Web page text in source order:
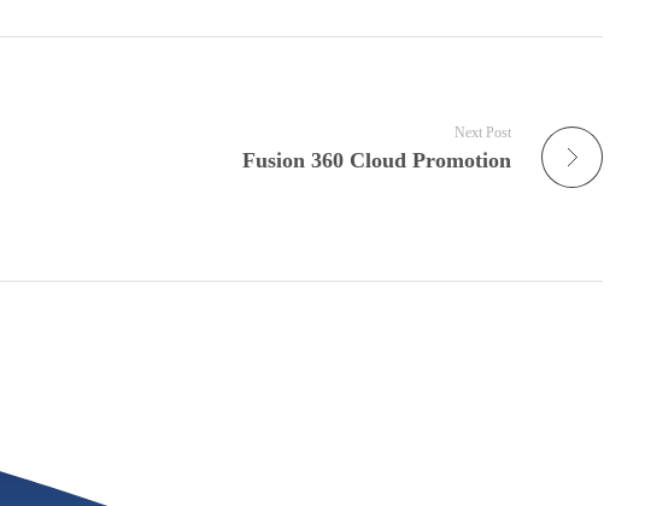
Next Post
Fusion 360 Cloud Promotion